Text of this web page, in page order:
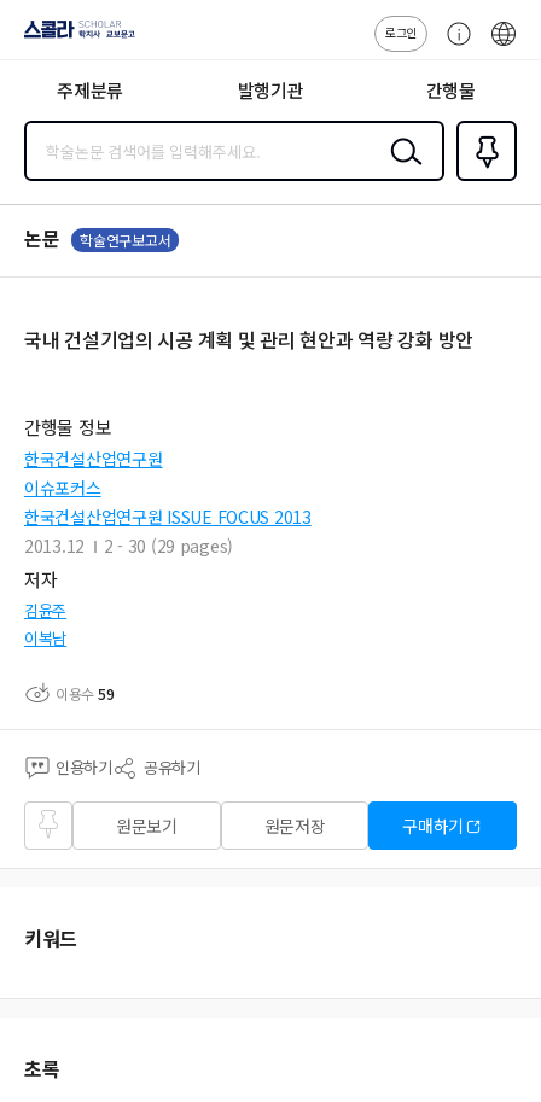
지사·교보문고
로그인
센
주제분류 발행기관 간행물
검색
즐겨찾
기0
논문 학술연구보고서
국내 건설기업의 시공 계획 및 관리 현안과 역량 강화 방안
간행물 정보
한국건설산업연구원
이슈포커스
한국건설산업연구원 ISSUE FOCUS 2013
2013.12
2 - 30 (29 pages)
저자
김윤주
이복남
이용수59
인용하기 공유하기
즐겨
찾기
원문보기 원문저장 구매하기
키워드
초록